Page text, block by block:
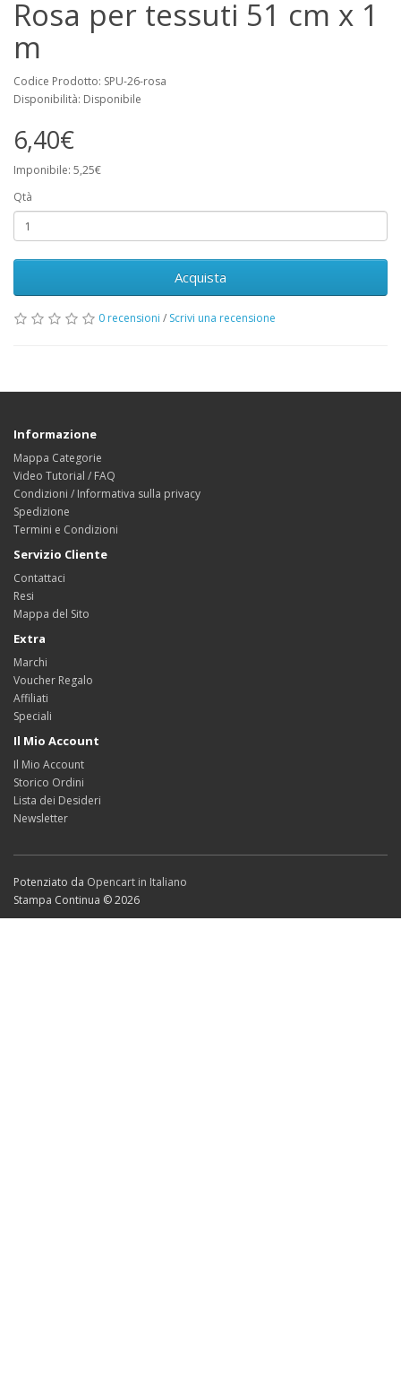
Rosa per tessuti 51 cm x 1
m
Codice Prodotto: SPU-26-rosa
Disponibilità: Disponibile
6,40€
Imponibile: 5,25€
Qtà
Acquista
0 recensioni / Scrivi una recensione
Informazione
Mappa Categorie
Video Tutorial / FAQ
Condizioni / Informativa sulla privacy
Spedizione
Termini e Condizioni
Servizio Cliente
Contattaci
Resi
Mappa del Sito
Extra
Marchi
Voucher Regalo
Affiliati
Speciali
Il Mio Account
Il Mio Account
Storico Ordini
Lista dei Desideri
Newsletter
Potenziato da Opencart in Italiano
Stampa Continua © 2026